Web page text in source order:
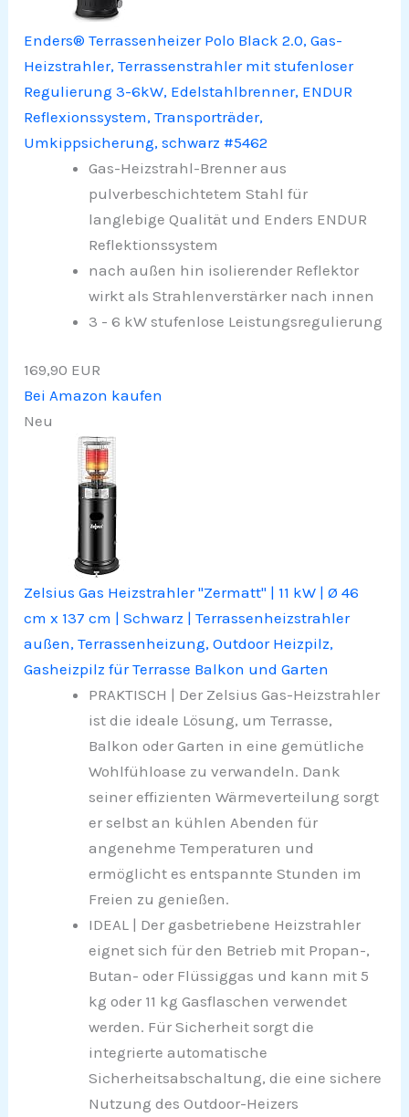
Enders® Terrassenheizer Polo Black 2.0, Gas-
Heizstrahler, Terrassenstrahler mit stufenloser
Regulierung 3-6kW, Edelstahlbrenner, ENDUR
Reflexionssystem, Transporträder,
Umkippsicherung, schwarz #5462
Gas-Heizstrahl-Brenner aus
pulverbeschichtetem Stahl für
langlebige Qualität und Enders ENDUR
Reflektionssystem
nach außen hin isolierender Reflektor
wirkt als Strahlenverstärker nach innen
3 - 6 kW stufenlose Leistungsregulierung
169,90 EUR
Bei Amazon kaufen
Neu
Zelsius Gas Heizstrahler "Zermatt" | 11 kW | Ø 46
cm x 137 cm | Schwarz | Terrassenheizstrahler
außen, Terrassenheizung, Outdoor Heizpilz,
Gasheizpilz für Terrasse Balkon und Garten
PRAKTISCH | Der Zelsius Gas-Heizstrahler
ist die ideale Lösung, um Terrasse,
Balkon oder Garten in eine gemütliche
Wohlfühloase zu verwandeln. Dank
seiner effizienten Wärmeverteilung sorgt
er selbst an kühlen Abenden für
angenehme Temperaturen und
ermöglicht es entspannte Stunden im
Freien zu genießen.
IDEAL | Der gasbetriebene Heizstrahler
eignet sich für den Betrieb mit Propan-,
Butan- oder Flüssiggas und kann mit 5
kg oder 11 kg Gasflaschen verwendet
werden. Für Sicherheit sorgt die
integrierte automatische
Sicherheitsabschaltung, die eine sichere
Nutzung des Outdoor-Heizers